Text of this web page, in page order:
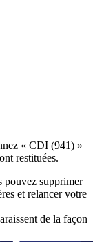
« CDI (941) »
restituées.
pouvez supprimer
et relancer votre
de la façon